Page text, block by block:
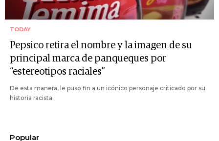
TODAY
Pepsico retira el nombre y la imagen de su
principal marca de panqueques por
“estereotipos raciales”
De esta manera, le puso fin a un icónico personaje criticado por su
historia racista.
Popular